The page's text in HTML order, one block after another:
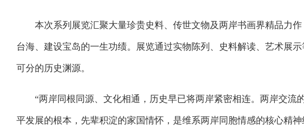
本次系列展览汇聚大量珍贵史料、传世文物及两岸书画界精品力作
台海、建设宝岛的一生功绩。展览通过实物陈列、史料解读、艺术展
可分的历史渊源。
“两岸同根同源、文化相通，历史早已将两岸紧密相连。两岸交流
平发展的根本，先辈积淀的家国情怀，是维系两岸同胞情感的核心精神